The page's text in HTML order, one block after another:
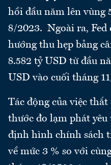
hồi đầu năm lên vùng
8/2023. Ngoài ra, Fed
hướng thu hẹp bảng
8.582 tỷ USD từ đầu
USD vào cuối tháng
Tác động của việc
thước đo lạm phát yêu
định hình chính sách
về mức 3 % so với